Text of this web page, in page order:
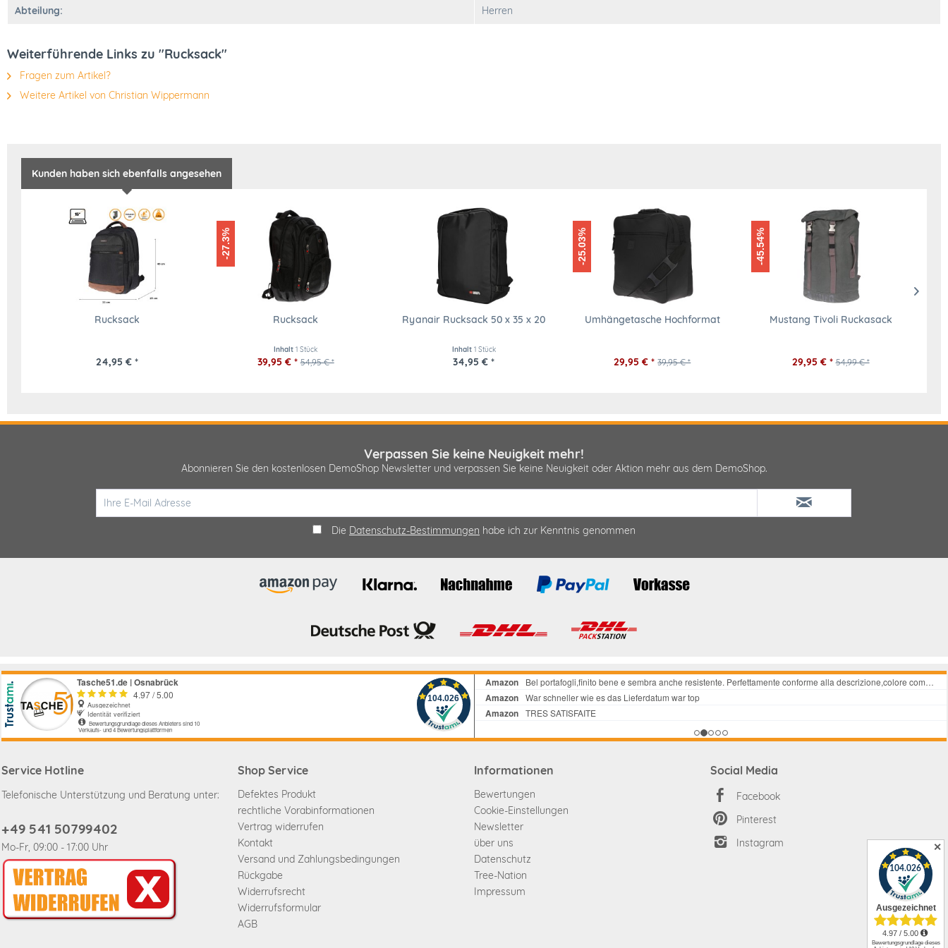
Abteilung: Herren
Weiterführende Links zu "Rucksack"
Fragen zum Artikel?
Weitere Artikel von Christian Wippermann
Kunden haben sich ebenfalls angesehen
Rucksack
24,95 € *
-27.3%
Rucksack
Inhalt1 Stück
39,95 € * 54,95 € *
Ryanair Rucksack 50 x 35 x 20
Inhalt 1 Stück
34,95 € *
-25.03%
Umhängetasche Hochformat
29,95 € * 39,95 € *
-45.54%
Mustang Tivoli Ruckasack
29,95 € * 54,99 € *
✕
Verpassen Sie keine Neuigkeit mehr!
Abonnieren Sie den kostenlosen DemoShop Newsletter und verpassen Sie keine Neuigkeit oder Aktion mehr aus dem DemoShop.
Die Datenschutz-Bestimmungen habe ich zur Kenntnis genommen
Service Hotline
Telefonische Unterstützung und Beratung unter:
+49 541 50799402
Mo-Fr, 09:00 - 17:00 Uhr
Shop Service
Defektes Produkt
rechtliche Vorabinformationen
Vertrag widerrufen
Kontakt
Versand und Zahlungsbedingungen
Rückgabe
Widerrufsrecht
Widerrufsformular
AGB
Informationen
Bewertungen
Cookie-Einstellungen
Newsletter
über uns
Datenschutz
Tree-Nation
Impressum
Social Media
Facebook
Pinterest
Instagram